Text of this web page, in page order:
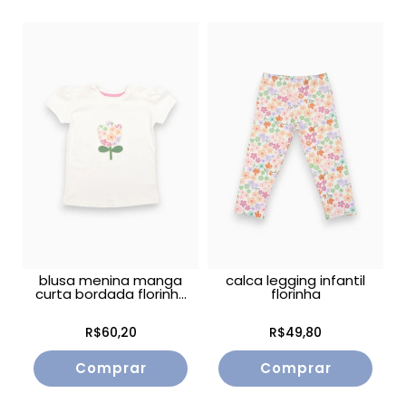
blusa menina manga
curta bordada florinh...
R$60,20
Comprar
calca legging infantil
florinha
R$49,80
Comprar